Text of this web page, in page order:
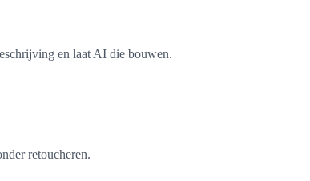
en laat AI die bouwen.
retoucheren.